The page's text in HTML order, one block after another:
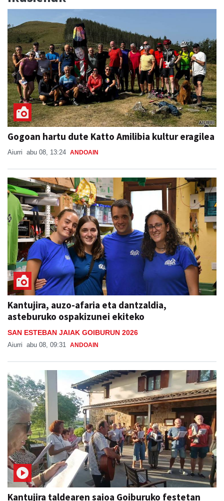
Gogoan hartu dute Katto Amilibia kultur eragilea
Aiurri abu 08, 13:24 ANDOAIN
Kantujira, auzo-afaria eta dantzaldia,
asteburuko ospakizunei ekiteko
SAN ESTEBAN JAIAK GOIBURUN 2026
Aiurri abu 08, 09:31 ANDOAIN
Kantujira taldearen saioa Goiburuko festetan